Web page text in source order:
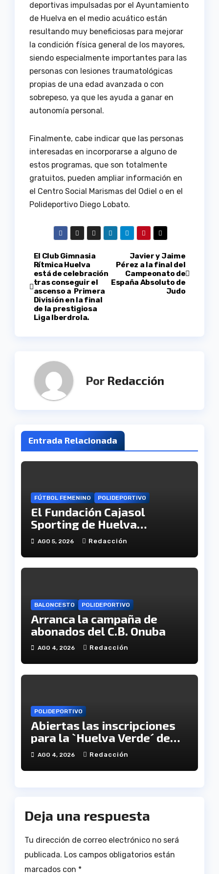
deportivas impulsadas por el Ayuntamiento
de Huelva en el medio acuático están
resultando muy beneficiosas para mejorar
la condición física general de los mayores,
siendo especialmente importantes para las
personas con lesiones traumatológicas
propias de una edad avanzada o con
sobrepeso, ya que les ayuda a ganar en
autonomía personal.
Finalmente, cabe indicar que las personas
interesadas en incorporarse a alguno de
estos programas, que son totalmente
gratuitos, pueden ampliar información en
el Centro Social Marismas del Odiel o en el
Polideportivo Diego Lobato.
Navegación
de
entradas
Javier y Jaime
Pérez a la final del
Campeonato de
España Absoluto de
Judo
El Club Gimnasia
Rítmica Huelva
está de celebración
tras conseguir el
ascenso a Primera
División en la final
de la prestigiosa
Liga Iberdrola.
Por Redacción
Entrada Relacionada
FÚTBOL FEMENINO POLIDEPORTIVO
El Fundación Cajasol
Sporting de Huelva
disputará la Copa de
Andalucía en el Estadio
Antonio Toledo Sánchez
AGO 5, 2026 Redacción
BALONCESTO POLIDEPORTIVO
Arranca la campaña de
abonados del C.B. Onuba
AGO 4, 2026 Redacción
POLIDEPORTIVO
Abiertas las inscripciones
para la `Huelva Verde´ de
Onúpolis
AGO 4, 2026 Redacción
Deja una respuesta
Tu dirección de correo electrónico no será
publicada. Los campos obligatorios están
marcados con *